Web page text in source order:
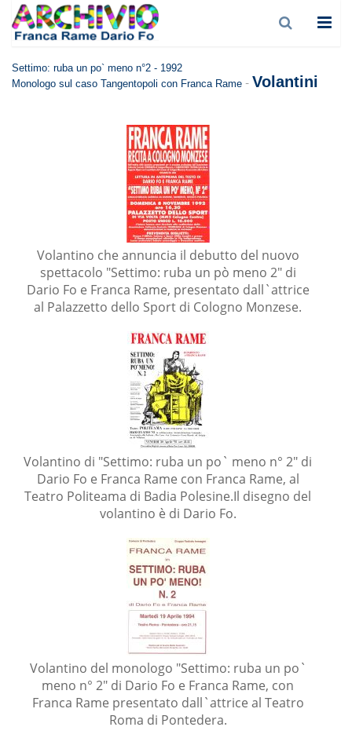
Settimo: ruba un po` meno n°2 - 1992
Monologo sul caso Tangentopoli con Franca Rame -Volantini
Volantino che annuncia il debutto del nuovo
spettacolo "Settimo: ruba un pò meno 2" di
Dario Fo e Franca Rame, presentato dall`attrice
al Palazzetto dello Sport di Cologno Monzese.
Volantino di "Settimo: ruba un po` meno n° 2" di
Dario Fo e Franca Rame con Franca Rame, al
Teatro Politeama di Badia Polesine.Il disegno del
volantino è di Dario Fo.
Volantino del monologo "Settimo: ruba un po`
meno n° 2" di Dario Fo e Franca Rame, con
Franca Rame presentato dall`attrice al Teatro
Roma di Pontedera.